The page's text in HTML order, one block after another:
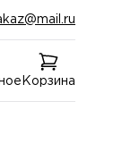
Корзина